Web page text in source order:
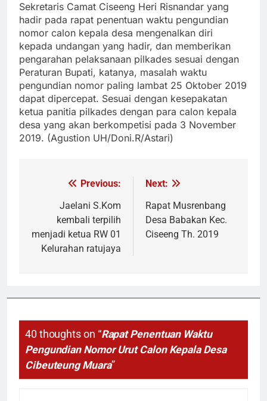
Sekretaris Camat Ciseeng Heri Risnandar yang
hadir pada rapat penentuan waktu pengundian
nomor calon kepala desa mengenalkan diri
kepada undangan yang hadir, dan memberikan
pengarahan pelaksanaan pilkades sesuai dengan
Peraturan Bupati, katanya, masalah waktu
pengundian nomor paling lambat 25 Oktober 2019
dapat dipercepat. Sesuai dengan kesepakatan
ketua panitia pilkades dengan para calon kepala
desa yang akan berkompetisi pada 3 November
2019. (Agustion UH/Doni.R/Astari)
NavigasiPrevious:
Jaelani S.Kom
kembali terpilih
menjadi ketua RW 01
Kelurahan ratujaya
Next:
Rapat Musrenbang
Desa Babakan Kec.
Ciseeng Th. 2019
40 thoughts on “Rapat Penentuan Waktu
Pengundian Nomor Urut Calon Kepala Desa
Cibeuteung Muara”